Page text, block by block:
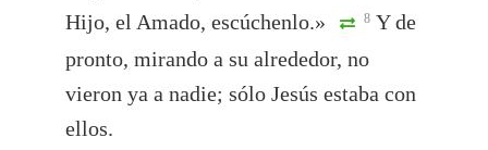
Hijo, el Amado, escúchenlo.»
8 Y de
pronto, mirando a su alrededor, no
vieron ya a nadie; sólo Jesús estaba con
ellos.